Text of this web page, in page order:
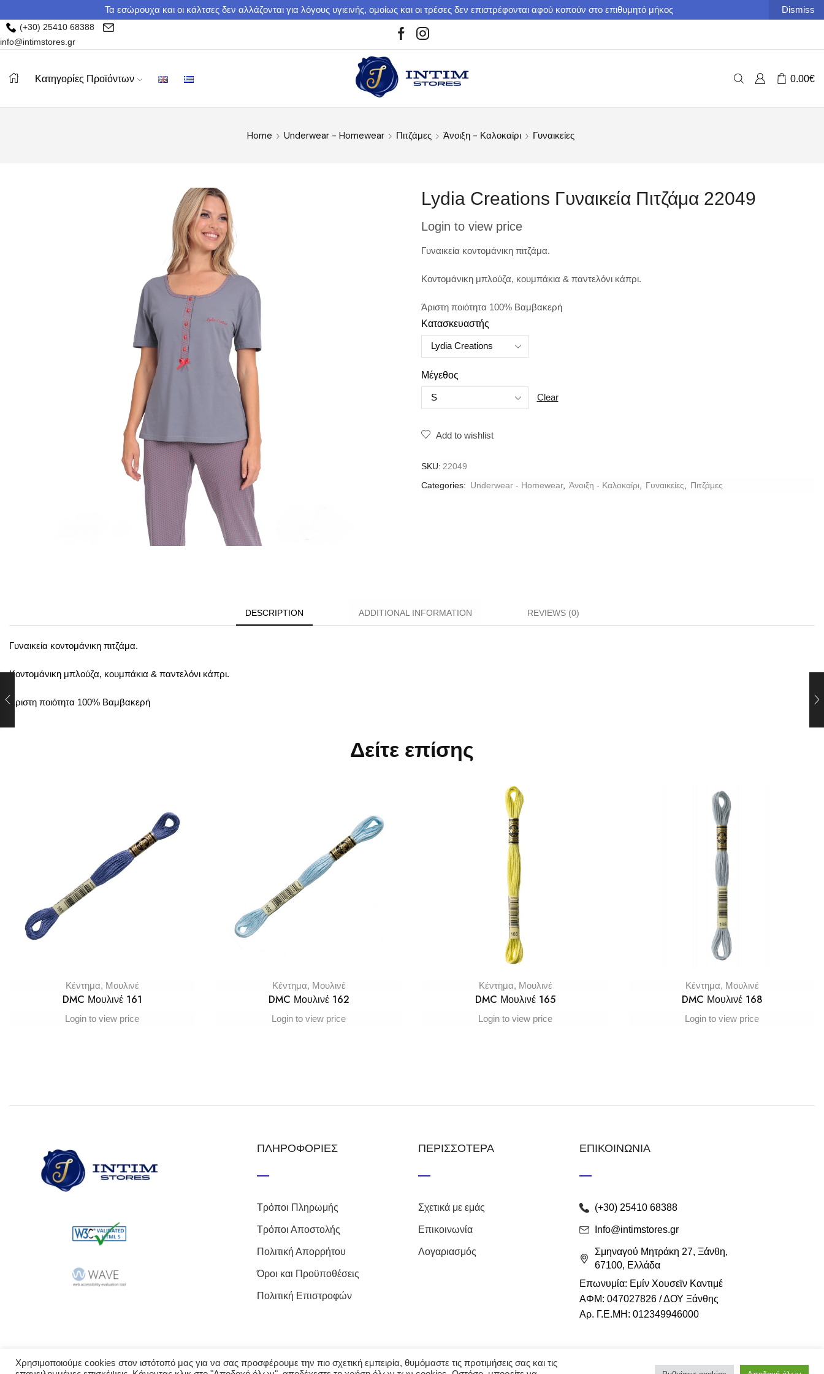
Τα εσώρουχα και οι κάλτσες δεν αλλάζονται για λόγους υγιεινής, ομοίως και οι τρέσες δεν επιστρέφονται αφού κοπούν στο επιθυμητό μήκος Dismiss
(+30) 25410 68388
info@intimstores.gr
Κατηγορίες Προϊόντων 0.00€
Home Underwear - Homewear Πιτζάμες Άνοιξη - Καλοκαίρι Γυναικείες
Lydia Creations Γυναικεία Πιτζάμα 22049
Login to view price
Γυναικεία κοντομάνικη πιτζάμα.
Κοντομάνικη μπλούζα, κουμπάκια & παντελόνι κάπρι.
Άριστη ποιότητα 100% Βαμβακερή
Κατασκευαστής
Μέγεθος
Clear
Add to wishlist
SKU: 22049
Categories: Underwear - Homewear, Άνοιξη - Καλοκαίρι Γυναικείες Πιτζάμες
DESCRIPTION ADDITIONAL INFORMATION REVIEWS (0)
Γυναικεία κοντομάνικη πιτζάμα.
Κοντομάνικη μπλούζα, κουμπάκια & παντελόνι κάπρι.
Άριστη ποιότητα 100% Βαμβακερή
Δείτε επίσης
Κέντημα, Μουλινέ
DMC Μουλινέ 161
Login to view price
Κέντημα, Μουλινέ
DMC Μουλινέ 162
Login to view price
Κέντημα, Μουλινέ
DMC Μουλινέ 165
Login to view price
Κέντημα, Μουλινέ
DMC Μουλινέ 168
Login to view price
ΠΛΗΡΟΦΟΡΙΕΣ
Τρόποι Πληρωμής
Τρόποι Αποστολής
Πολιτική Απορρήτου
Όροι και Προϋποθέσεις
Πολιτική Επιστροφών
ΠΕΡΙΣΣΟΤΕΡΑ
Σχετικά με εμάς
Επικοινωνία
Λογαριασμός
ΕΠΙΚΟΙΝΩΝΙΑ
(+30) 25410 68388
Info@intimstores.gr
Σμηναγού Μητράκη 27, Ξάνθη,
67100, Ελλάδα
Επωνυμία: Εμίν Χουσεϊν Καντιμέ
ΑΦΜ: 047027826 / ΔΟΥ Ξάνθης
Αρ. Γ.Ε.ΜΗ: 012349946000
Χρησιμοποιούμε cookies στον ιστότοπό μας για να σας προσφέρουμε την πιο σχετική εμπειρία, θυμόμαστε τις προτιμήσεις σας και τις